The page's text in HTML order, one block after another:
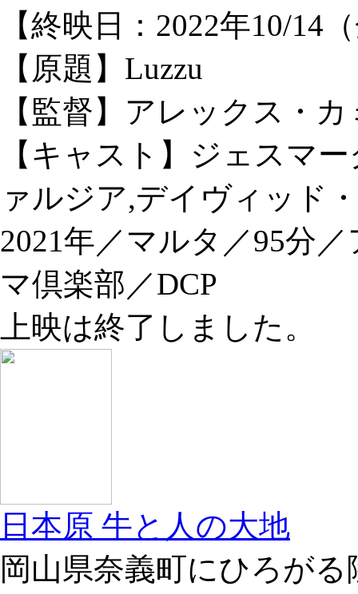
【終映日：2022年10/14
【原題】Luzzu
【監督】アレックス・
【キャスト】ジェスマ
ァルジア,デイヴィッド
2021年／マルタ／95分
マ倶楽部／DCP
上映は終了しました。
日本原 牛と人の大地
岡山県奈義町にひろが